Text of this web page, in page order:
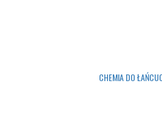
CHEMIA DO